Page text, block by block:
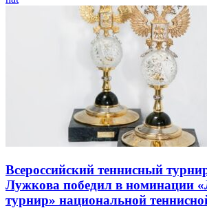
Всероссийский теннисный
Лужкова победил в номинации
турнир» национальной